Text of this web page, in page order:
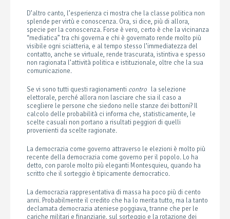
D’altro canto, l’esperienza ci mostra che la classe politica non
splende per virtù e conoscenza. Ora, si dice, più di allora,
specie per la conoscenza. Forse è vero, certo è che la vicinanza
“mediatica” tra chi governa e chi è governato rende molto più
visibile ogni sciatteria, e al tempo stesso l’immediatezza del
contatto, anche se virtuale, rende trascurata, istintiva e spesso
non ragionata l’attività politica e istituzionale, oltre che la sua
comunicazione.
Se vi sono tutti questi ragionamenti contro la selezione
elettorale, perché allora non lasciare che sia il caso a
scegliere le persone che siedono nelle stanze dei bottoni? Il
calcolo delle probabilità ci informa che, statisticamente, le
scelte casuali non portano a risultati peggiori di quelli
provenienti da scelte ragionate.
La democrazia come governo attraverso le elezioni è molto più
recente della democrazia come governo per il popolo. Lo ha
detto, con parole molto più eleganti Montesquieu, quando ha
scritto che il sorteggio è tipicamente democratico.
La democrazia rappresentativa di massa ha poco più di cento
anni. Probabilmente il credito che ha lo merita tutto, ma la tanto
declamata democrazia ateniese poggiava, tranne che per le
cariche militari e finanziarie, sul sorteggio e la rotazione dei